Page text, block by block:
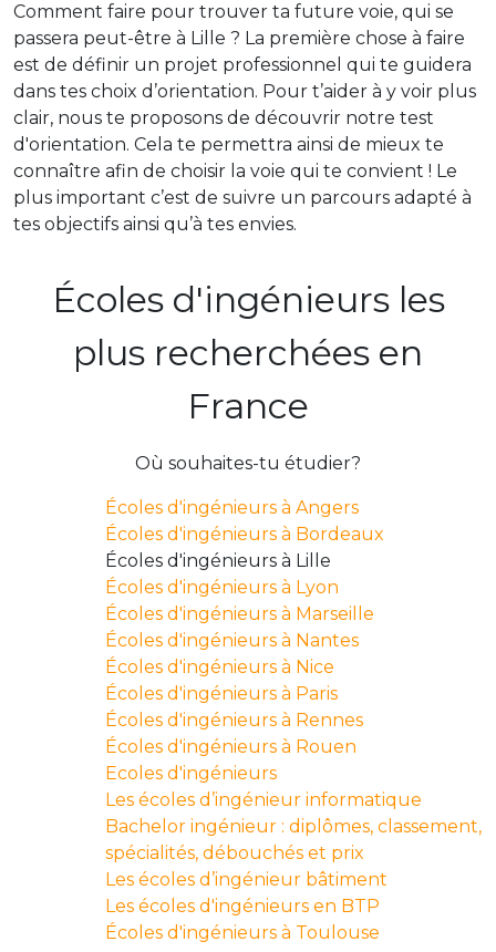
Comment faire pour trouver ta future voie, qui se
passera peut-être à Lille ? La première chose à faire
est de définir un projet professionnel qui te guidera
dans tes choix d’orientation. Pour t’aider à y voir plus
clair, nous te proposons de découvrir notre test
d'orientation. Cela te permettra ainsi de mieux te
connaître afin de choisir la voie qui te convient ! Le
plus important c’est de suivre un parcours adapté à
tes objectifs ainsi qu’à tes envies.
Écoles d'ingénieurs les
plus recherchées en
France
Où souhaites-tu étudier?
Écoles d'ingénieurs à Angers
Écoles d'ingénieurs à Bordeaux
Écoles d'ingénieurs à Lille
Écoles d'ingénieurs à Lyon
Écoles d'ingénieurs à Marseille
Écoles d'ingénieurs à Nantes
Écoles d'ingénieurs à Nice
Écoles d'ingénieurs à Paris
Écoles d'ingénieurs à Rennes
Écoles d'ingénieurs à Rouen
Ecoles d'ingénieurs
Les écoles d’ingénieur informatique
Bachelor ingénieur : diplômes, classement,
spécialités, débouchés et prix
Les écoles d’ingénieur bâtiment
Les écoles d'ingénieurs en BTP
Écoles d'ingénieurs à Toulouse